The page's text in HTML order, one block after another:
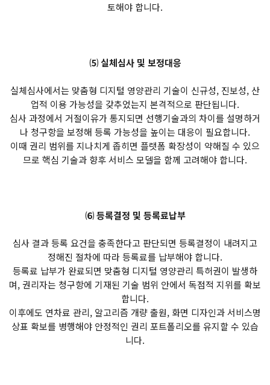
토해야 합니다.
⑸ 실체심사 및 보정대응
실체심사에서는 맞춤형 디지털 영양관리 기술이 신규성, 진보성, 산
업적 이용 가능성을 갖추었는지 본격적으로 판단됩니다.
심사 과정에서 거절이유가 통지되면 선행기술과의 차이를 설명하거
나 청구항을 보정해 등록 가능성을 높이는 대응이 필요합니다.
이때 권리 범위를 지나치게 좁히면 플랫폼 확장성이 약해질 수 있으
므로 핵심 기술과 향후 서비스 모델을 함께 고려해야 합니다.
⑹ 등록결정 및 등록료납부
심사 결과 등록 요건을 충족한다고 판단되면 등록결정이 내려지고
정해진 절차에 따라 등록료를 납부해야 합니다.
등록료 납부가 완료되면 맞춤형 디지털 영양관리 특허권이 발생하
며, 권리자는 청구항에 기재된 기술 범위 안에서 독점적 지위를 확보
합니다.
이후에도 연차료 관리, 알고리즘 개량 출원, 화면 디자인과 서비스명
상표 확보를 병행해야 안정적인 권리 포트폴리오를 유지할 수 있습
니다.